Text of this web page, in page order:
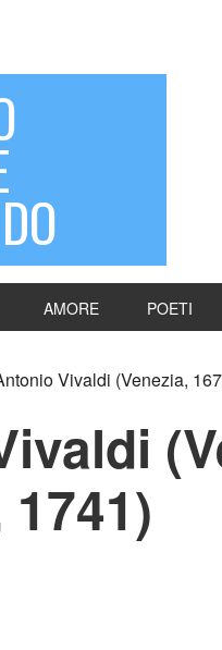
AMORE POETI
Vivaldi (Venezia,